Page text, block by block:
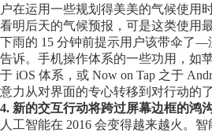
户在运用一些规划得美美的气候使用
看明后天的气候预报，可是这类使用
下雨的 15 分钟前提示用户该带伞了
告诉。手机操作体系的一些功用，如
于 iOS 体系，或 Now on Tap 之于
意力从对界面的专心转移到对行动的了
4. 新的交互行动将跨过屏幕边框的鸿
人工智能在 2016 会变得越来越火。